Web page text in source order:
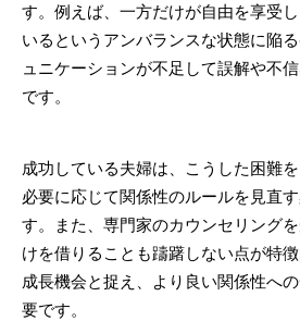
す。例えば、一方だけが自由を享受
いるというアンバランスな状態に陥
ュニケーションが不足して誤解や不
です。
成功している夫婦は、こうした困難を
必要に応じて関係性のルールを見直
す。また、専門家のカウンセリング
けを借りることも躊躇しない点が特
成長機会と捉え、より良い関係性へ
要です。